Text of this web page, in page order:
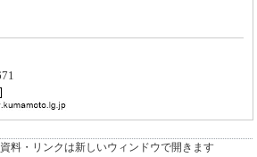
料・リンクは新しいウィンドウで開きます